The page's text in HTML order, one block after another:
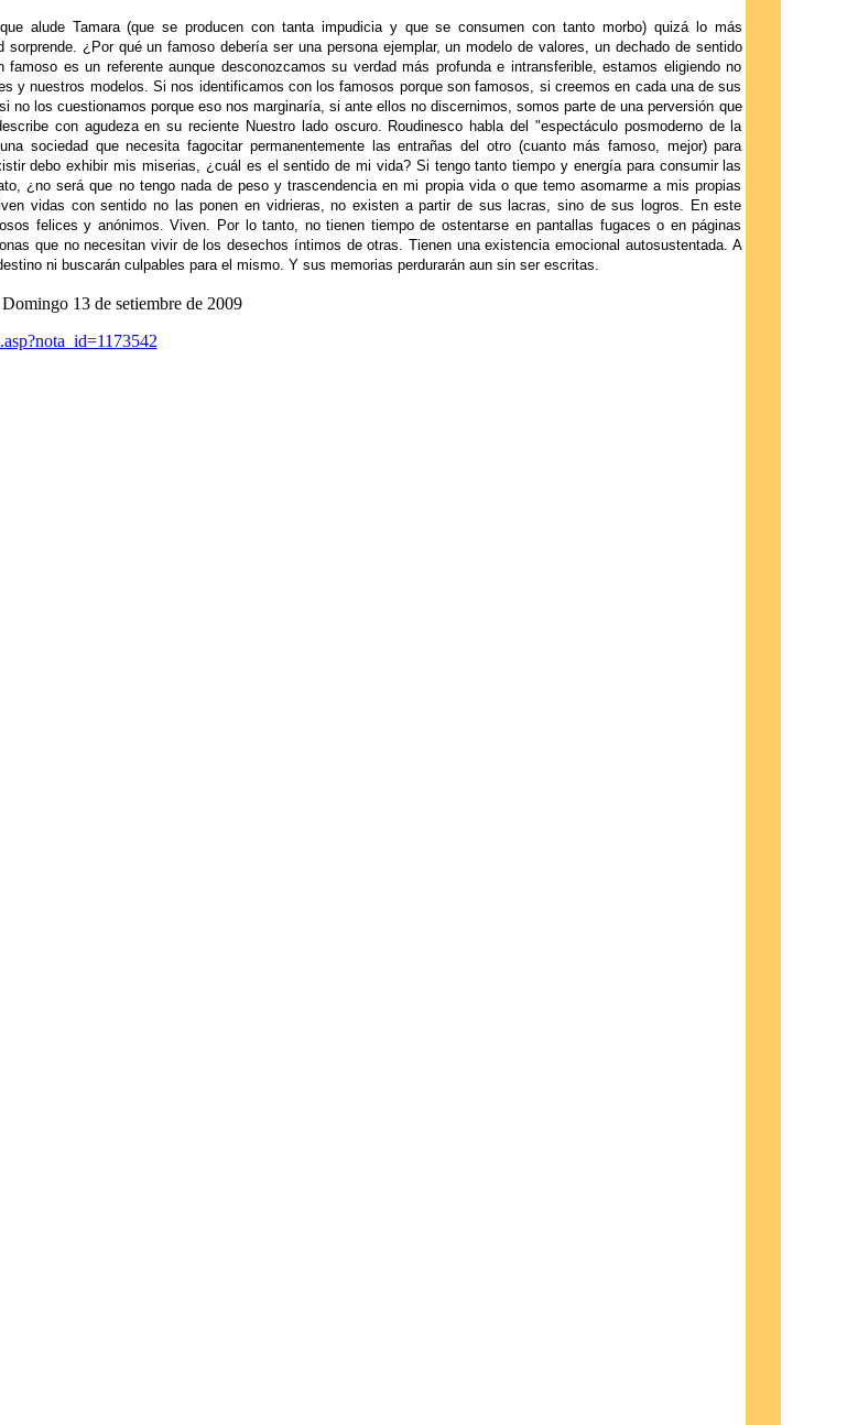
alude Tamara (que se producen con tanta impudicia y que se consumen con tanto morbo) quizá lo más
sorprende. ¿Por qué un famoso debería ser una persona ejemplar, un modelo de valores, un dechado de sentido
famoso es un referente aunque desconozcamos su verdad más profunda e intransferible, estamos eligiendo no
y nuestros modelos. Si nos identificamos con los famosos porque son famosos, si creemos en cada una de sus
no los cuestionamos porque eso nos marginaría, si ante ellos no discernimos, somos parte de una perversión que
con agudeza en su reciente Nuestro lado oscuro. Roudinesco habla del "espectáculo posmoderno de la
sociedad que necesita fagocitar permanentemente las entrañas del otro (cuanto más famoso, mejor) para
debo exhibir mis miserias, ¿cuál es el sentido de mi vida? Si tengo tanto tiempo y energía para consumir las
¿no será que no tengo nada de peso y trascendencia en mi propia vida o que temo asomarme a mis propias
vidas con sentido no las ponen en vidrieras, no existen a partir de sus lacras, sino de sus logros. En este
felices y anónimos. Viven. Por lo tanto, no tienen tiempo de ostentarse en pantallas fugaces o en páginas
que no necesitan vivir de los desechos íntimos de otras. Tienen una existencia emocional autosustentada. A
ni buscarán culpables para el mismo. Y sus memorias perdurarán aun sin ser escritas.
13 de setiembre de 2009